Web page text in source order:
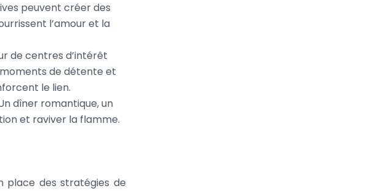
peuvent créer des
l’amour et la
de centres d’intérêt
de détente et
le lien.
dîner romantique, un
et raviver la flamme.
place des stratégies de